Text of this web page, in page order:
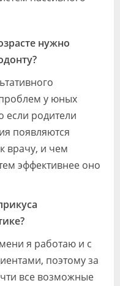
нужно
у юных
если родители
появляются
врачу, и чем
эффективнее оно
я работаю и с
поэтому за
все возможные